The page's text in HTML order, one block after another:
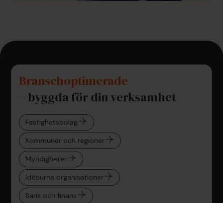
Branschoptimerade
– byggda för din verksamhet
Fastighetsbolag
Kommuner och regioner
Myndigheter
Idéburna organisationer
Bank och finans